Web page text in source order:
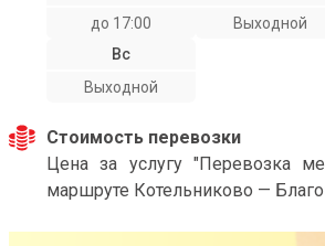
до 17:00
Выходной
Вс
Выходной
Стоимость перевозки
Цена за услугу "Перевозка
маршруте Котельниково —